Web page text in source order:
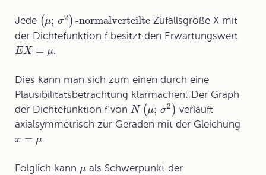
Jede (μ; σ2 ) -normalverteilte Zufallsgröße X mit
der Dichtefunktion f besitzt den Erwartungswert
EX = μ.
Dies kann man sich zum einen durch eine
Plausibilitätsbetrachtung klarmachen: Der Graph
der Dichtefunktion f von N (μ; σ2 ) verläuft
axialsymmetrisch zur Geraden mit der Gleichung
x = μ.
Folglich kann μ als Schwerpunkt der